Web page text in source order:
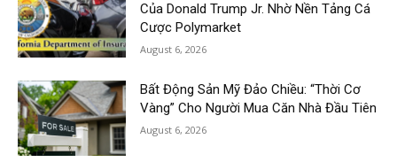
Của Donald Trump Jr. Nhờ Nền Tảng Cá
Cược Polymarket
August 6, 2026
Bất Động Sản Mỹ Đảo Chiều: “Thời Cơ
Vàng” Cho Người Mua Căn Nhà Đầu Tiên
August 6, 2026